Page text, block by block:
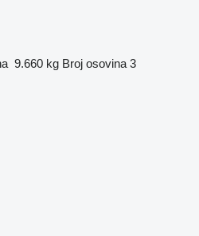
9.660 kg Broj osovina 3